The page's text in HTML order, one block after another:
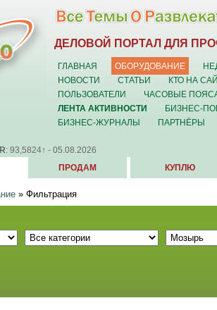
ДЕЛОВОЙ ПОРТАЛ ДЛЯ
ГЛАВНАЯ ОБОРУДОВАНИЕ
НОВОСТИ
СТАТЬИ
КТО НА
ПОЛЬЗОВАТЕЛИ
ЧАСОВЫЕ
ЛЕНТА АКТИВНОСТИ
БИЗНЕС-
БИЗНЕС-ЖУРНАЛЫ
ПАРТНЁРЫ
: 93,5824↑ - 05.08.2026
ПРОДАМ КУПЛЮ
» Фильтрация